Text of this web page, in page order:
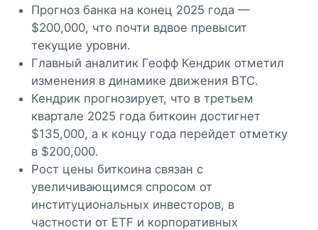
Прогноз банка на конец 2025 года —
$200,000, что почти вдвое превысит
текущие уровни.
Главный аналитик Геофф Кендрик отметил
изменения в динамике движения BTC.
Кендрик прогнозирует, что в третьем
квартале 2025 года биткоин достигнет
$135,000, а к концу года перейдет отметку
в $200,000.
Рост цены биткоина связан с
увеличивающимся спросом от
институциональных инвесторов, в
частности от ETF и корпоративных